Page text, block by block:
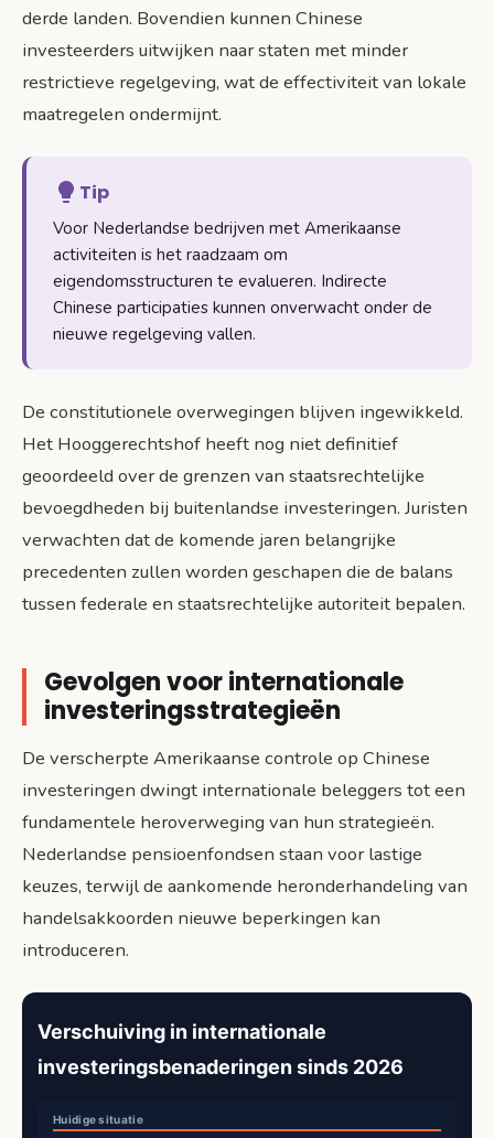
derde landen. Bovendien kunnen Chinese
investeerders uitwijken naar staten met minder
restrictieve regelgeving, wat de effectiviteit van lokale
maatregelen ondermijnt.
Tip
Voor Nederlandse bedrijven met Amerikaanse
activiteiten is het raadzaam om
eigendomsstructuren te evalueren. Indirecte
Chinese participaties kunnen onverwacht onder de
nieuwe regelgeving vallen.
De constitutionele overwegingen blijven ingewikkeld.
Het Hooggerechtshof heeft nog niet definitief
geoordeeld over de grenzen van staatsrechtelijke
bevoegdheden bij buitenlandse investeringen. Juristen
verwachten dat de komende jaren belangrijke
precedenten zullen worden geschapen die de balans
tussen federale en staatsrechtelijke autoriteit bepalen.
Gevolgen voor internationale
investeringsstrategieën
De verscherpte Amerikaanse controle op Chinese
investeringen dwingt internationale beleggers tot een
fundamentele heroverweging van hun strategieën.
Nederlandse pensioenfondsen staan voor lastige
keuzes, terwijl de aankomende heronderhandeling van
handelsakkoorden nieuwe beperkingen kan
introduceren.
Verschuiving in internationale
investeringsbenaderingen sinds 2026